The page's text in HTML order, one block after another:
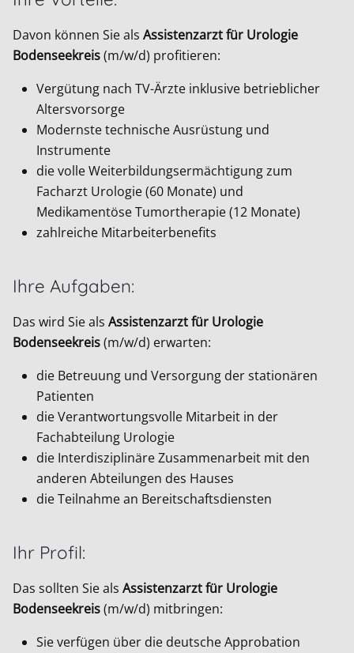
Davon können Sie als Assistenzarzt für Urologie
Bodenseekreis(m/w/d) profitieren:
Vergütung nach TV-Ärzte inklusive betrieblicher
Altersvorsorge
Modernste technische Ausrüstung und
Instrumente
die volle Weiterbildungsermächtigung zum
Facharzt Urologie (60 Monate) und
Medikamentöse Tumortherapie (12 Monate)
zahlreiche Mitarbeiterbenefits
Ihre Aufgaben:
Das wird Sie als Assistenzarzt für Urologie
Bodenseekreis(m/w/d) erwarten:
die Betreuung und Versorgung der stationären
Patienten
die Verantwortungsvolle Mitarbeit in der
Fachabteilung Urologie
die Interdisziplinäre Zusammenarbeit mit den
anderen Abteilungen des Hauses
die Teilnahme an Bereitschaftsdiensten
Ihr Profil:
Das sollten Sie als Assistenzarzt für Urologie
Bodenseekreis(m/w/d) mitbringen:
Sie verfügen über die deutsche Approbation